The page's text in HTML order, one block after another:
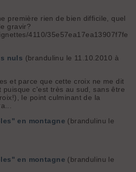
première rien de bien difficile, quel
gravir?
4110/35e57ea17ea13907f7fe
nuls (brandulinu le 11.10.2010 à
et parce que cette croix ne me dit
c'est très au sud, sans être
le point culminant de la
en montagne (brandulinu le
en montagne (brandulinu le